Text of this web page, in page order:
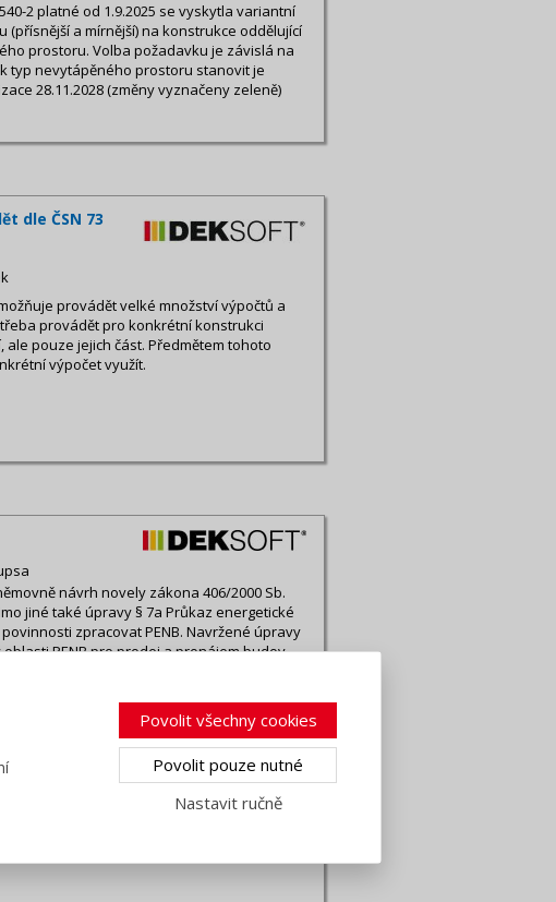
Povolit všechny cookies
Povolit pouze nutné
Nastavit ručně
2 platné od 1.9.2025 se vyskytla variantní
a mírnější) na konstrukce oddělující
prostoru. Volba požadavku je závislá na
typ nevytápěného prostoru stanovit je
28.11.2028 (změny vyznačeny zeleně)
dle ČSN 73
provádět velké množství výpočtů a
provádět pro konkrétní konstrukci
pouze jejich část. Předmětem tohoto
výpočet využít.
návrh novely zákona 406/2000 Sb.
jiné také úpravy § 7a Průkaz energetické
zpracovat PENB. Navržené úpravy
PENB pro prodej a pronájem budov.
2014
Sb. Návrh této novely obsahoval mimo jiné
zpracovat PENB. Navržené úpravy